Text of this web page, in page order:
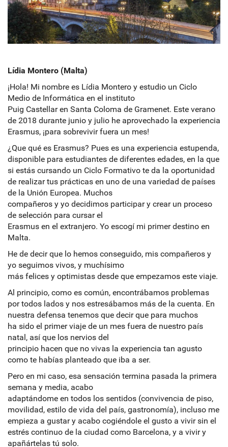
Lídia Montero (Malta)
¡Hola! Mi nombre es Lídia Montero y estudio un Ciclo
Medio de Informática en el instituto
Puig Castellar en Santa Coloma de Gramenet. Este verano
de 2018 durante junio y julio he aprovechado la experiencia
Erasmus, ¡para sobrevivir fuera un mes!
¿Que qué es Erasmus? Pues es una experiencia estupenda,
disponible para estudiantes de diferentes edades, en la que
si estás cursando un Ciclo Formativo te da la oportunidad
de realizar tus prácticas en uno de una variedad de países
de la Unión Europea. Muchos
compañeros y yo decidimos participar y crear un proceso
de selección para cursar el
Erasmus en el extranjero. Yo escogí mi primer destino en
Malta.
He de decir que lo hemos conseguido, mis compañeros y
yo seguimos vivos, y muchísimo
más felices y optimistas desde que empezamos este viaje.
Al principio, como es común, encontrábamos problemas
por todos lados y nos estresábamos más de la cuenta. En
nuestra defensa tenemos que decir que para muchos
ha sido el primer viaje de un mes fuera de nuestro país
natal, así que los nervios del
principio hacen que no vivas la experiencia tan agusto
como te habías planteado que iba a ser.
Pero en mi caso, esa sensación termina pasada la primera
semana y media, acabo
adaptándome en todos los sentidos (convivencia de piso,
movilidad, estilo de vida del país, gastronomía), incluso me
empieza a gustar y acabo cogiéndole el gusto a vivir sin el
estrés continuo de la ciudad como Barcelona, y a vivir y
apañártelas tú solo.